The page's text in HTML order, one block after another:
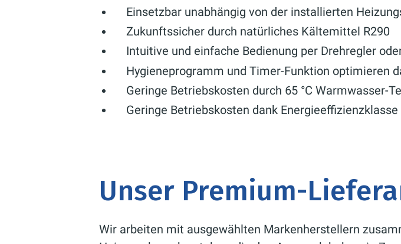
Einsetzbar unabhängig von der installierten
Zukunftssicher durch natürliches Kältemittel R290
Intuitive und einfache Bedienung per Drehregler
Hygieneprogramm und Timer-Funktion optimieren
Geringe Betriebskosten durch 65 °C Warmwasser-
Geringe Betriebskosten dank
Unser Premium-
Wir arbeiten mit ausgewählten Markenherstellern